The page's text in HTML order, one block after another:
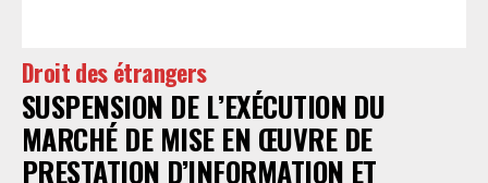
Paris en avait interjeté appel. Par ordonnance du 4
août dernier, le Conseil d’Etat a aboli les privilèges
dont l’infirmerie psychiatrique de la préfecture de
police a depuis trop longtemps
Droit des étrangers
SUSPENSION DE L’EXÉCUTION DU
MARCHÉ DE MISE EN ŒUVRE DE
PRESTATION D’INFORMATION ET